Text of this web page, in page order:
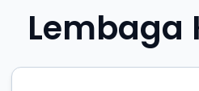
Lembaga